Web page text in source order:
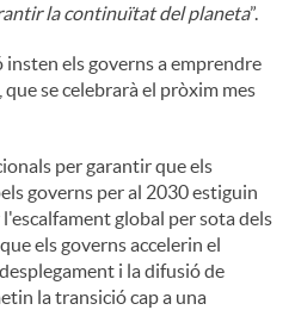
la continuïtat del planeta”.
insten els governs a emprendre
, que se celebrarà el pròxim mes
per garantir que els
governs per al 2030 estiguin
global per sota dels
els governs accelerin el
i la difusió de
la transició cap a una